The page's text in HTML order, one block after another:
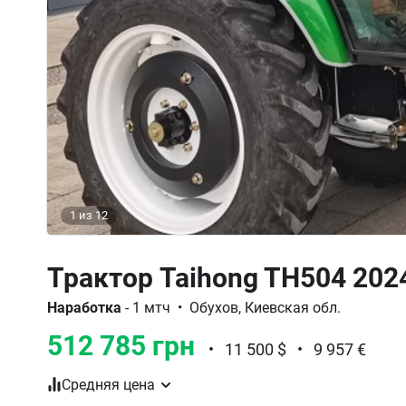
1 из 12
Трактор Taihong TH504
Наработка - 1 мтч • Обухов, Киевская обл.
512 785 грн • 11 500 $ • 9 957 €
Средняя цена